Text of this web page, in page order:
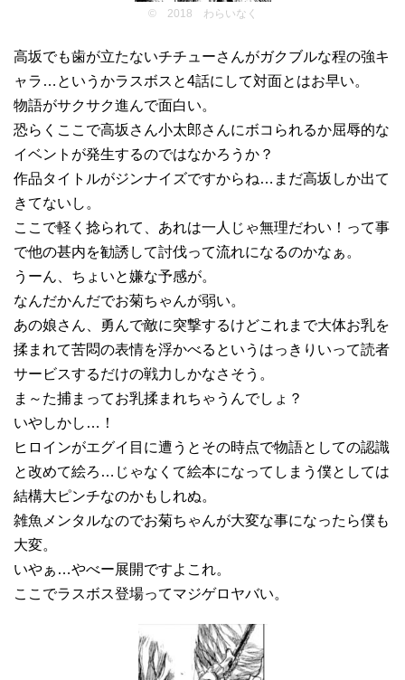
© 2018 わらいなく
高坂でも歯が立たないチチューさんがガクブルな程の強キ
ャラ…というかラスボスと4話にして対面とはお早い。
物語がサクサク進んで面白い。
恐らくここで高坂さん小太郎さんにボコられるか屈辱的な
イベントが発生するのではなかろうか？
作品タイトルがジンナイズですからね…まだ高坂しか出て
きてないし。
ここで軽く捻られて、あれは一人じゃ無理だわい！って事
で他の甚内を勧誘して討伐って流れになるのかなぁ。
うーん、ちょいと嫌な予感が。
なんだかんだでお菊ちゃんが弱い。
あの娘さん、勇んで敵に突撃するけどこれまで大体お乳を
揉まれて苦悶の表情を浮かべるというはっきりいって読者
サービスするだけの戦力しかなさそう。
ま～た捕まってお乳揉まれちゃうんでしょ？
いやしかし…！
ヒロインがエグイ目に遭うとその時点で物語としての認識
と改めて絵ろ…じゃなくて絵本になってしまう僕としては
結構大ピンチなのかもしれぬ。
雑魚メンタルなのでお菊ちゃんが大変な事になったら僕も
大変。
いやぁ…やべー展開ですよこれ。
ここでラスボス登場ってマジゲロヤバい。